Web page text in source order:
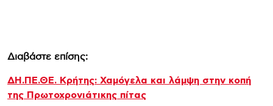
Διαβάστε επίσης:
ΔΗ.ΠΕ.ΘΕ. Κρήτης: Χαμόγελα και λάμψη στην κοπή
της Πρωτοχρονιάτικης πίτας